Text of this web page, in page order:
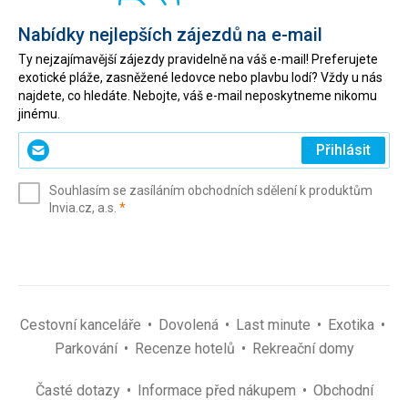
Nabídky nejlepších zájezdů na e-mail
Ty nejzajímavější zájezdy pravidelně na váš e-mail! Preferujete
exotické pláže, zasněžené ledovce nebo plavbu lodí? Vždy u nás
najdete, co hledáte. Nebojte, váš e-mail neposkytneme nikomu
jinému.
Zadejte
svůj
(povinné)
Přihlásit
Souhlasím se zasíláním obchodních sdělení k produktům
Invia.cz, a.s. *(povinné)
Cestovní kanceláře Dovolená Last minute
Exotika
Parkování
Recenze hotelů Rekreační domy
Časté dotazy Informace před nákupem
Obchodní